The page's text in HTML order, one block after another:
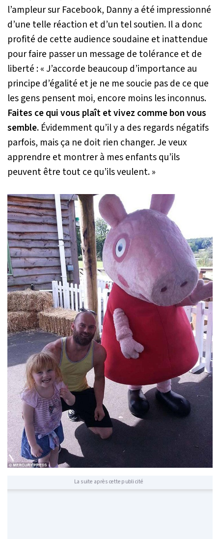
l’ampleur sur Facebook, Danny a été impressionné
d’une telle réaction et d’un tel soutien. Il a donc
profité de cette audience soudaine et inattendue
pour faire passer un message de tolérance et de
liberté :« J’accorde beaucoup d’importance au
principe d’égalité et je ne me soucie pas de ce que
les gens pensent moi, encore moins les inconnus.
Faites ce qui vous plaît et vivez comme bon vous
semble. Évidemment qu’il y a des regards négatifs
parfois, mais ça ne doit rien changer. Je veux
apprendre et montrer à mes enfants qu’ils
peuvent être tout ce qu’ils veulent. »
La suite après cette publicité